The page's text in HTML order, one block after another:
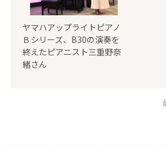
ヤマハアップライトピアノ
Ｂシリーズ、B30の演奏を
終えたピアニスト三重野奈
緒さん